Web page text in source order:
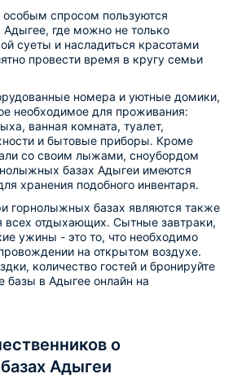
спросом пользуются
где можно не только
суеты и насладиться красотами
провести время в кругу семьи
номера и уютные домики,
необходимое для проживания:
ванная комната, туалет,
и бытовые приборы. Кроме
со своим лыжами, сноубордом
базах Адыгеи имеются
хранения подобного инвентаря.
горнолыжных базах являются также
отдыхающих. Сытные завтраки,
ужины - это то, что необходимо
на открытом воздухе.
количество гостей и бронируйте
в Адыгее онлайн на
о
Адыгеи